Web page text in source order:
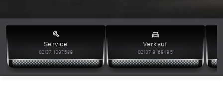
build
Service
02137 1097599
directions_car
Verkauf
02137 9169495